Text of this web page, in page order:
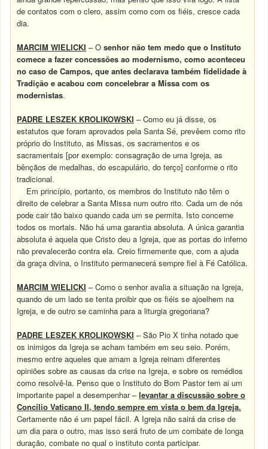
de contatos com o clero, assim como com os fiéis, cresce cada
dia.
MARCIM WIELICKI – O senhor não tem medo que o Instituto
comece a fazer concessões ao modernismo, como aconteceu
no caso de Campos, que antes declarava também fidelidade à
Tradição e acabou com concelebrar a Missa com os
modernistas.
PADRE LESZEK KROLIKOWSKI – Como eu já disse, os
estatutos que foram aprovados pela Santa Sé, prevêem como rito
próprio do Instituto, as Missas, os sacramentos e os
sacramentais [por exemplo: consagração de uma Igreja, as
bênçãos de medalhas, do escapulário, do terço] conforme o rito
tradicional.
Em princípio, portanto, os membros do Instituto não têm o
direito de celebrar a Santa Missa num outro rito. Cada um de nós
pode cair tão baixo quando cada um se permita. Isto concerne
todos os mortais. Não há uma garantia absoluta. A única garantia
absoluta é aquela que Cristo deu a Igreja, que as portas do inferno
não prevalecerão contra ela. Creio firmemente que, com a ajuda
da graça divina, o Instituto permanecerá sempre fiel à Fé Católica.
MARCIM WIELICKI – Como o senhor avalia a situação na Igreja,
quando de um lado se tenta proibir que os fiéis se ajoelhem na
Igreja, e de outro se caminha para a liturgia gregoriana?
PADRE LESZEK KROLIKOWSKI – São Pio X tinha notado que
os inimigos da Igreja se acham também em seu seio. Porém,
mesmo entre aqueles que amam a Igreja reinam diferentes
opiniões sobre as causas da crise na Igreja, e sobre os remédios
como resolvê-la. Penso que o Instituto do Bom Pastor tem ai um
importante papel a desempenhar –levantar a discussão sobre o
Concílio Vaticano II, tendo sempre em vista o bem da Igreja.
Certamente não é um papel fácil. A Igreja não sairá da crise de
um dia para o outro, mas isso será fruto de um combate de longa
duração, combate no qual o instituto conta participar.